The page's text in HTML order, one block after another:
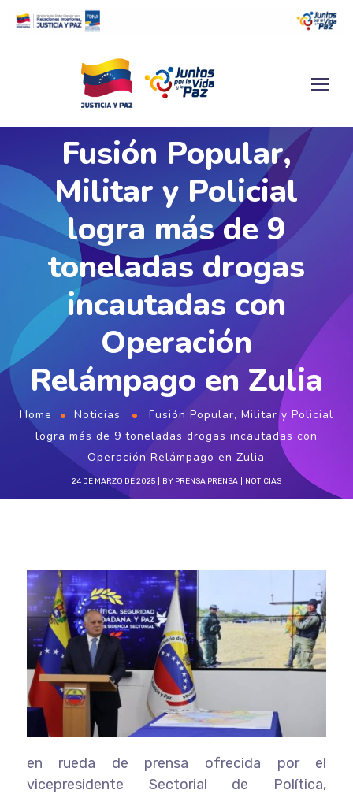
Fusión Popular,
Militar y Policial
logra más de 9
toneladas drogas
incautadas con
Operación
Relámpago en Zulia
Home Noticias
Fusión Popular, Militar y Policial
logra más de 9 toneladas drogas incautadas con
Operación Relámpago en Zulia
24 DE MARZO DE 2025 BY PRENSA PRENSA NOTICIAS
en rueda de prensa ofrecida por el
vicepresidente Sectorial de Política,